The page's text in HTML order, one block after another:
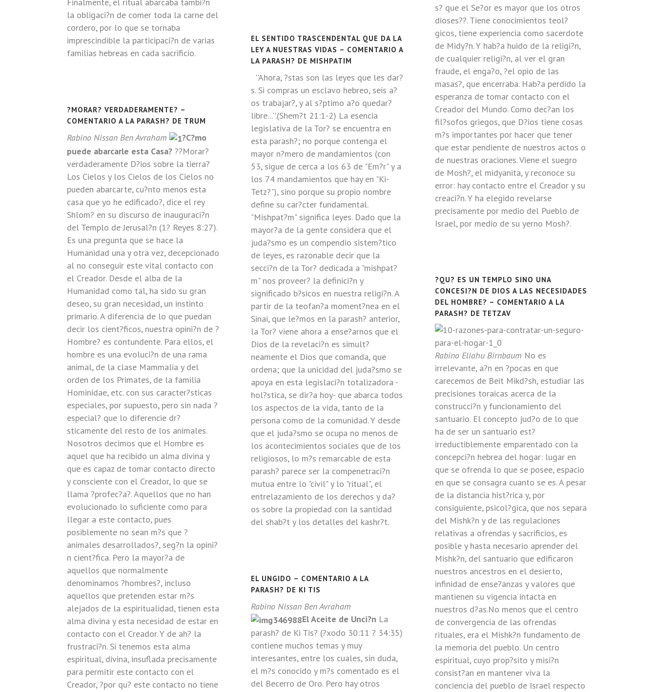
la obligaci?n de comer toda la carne del
cordero, por lo que se tornaba
imprescindible la participaci?n de varias
familias hebreas en cada sacrificio.
s? que el Se?or es mayor que los otros
dioses??. Tiene conocimientos teol?
gicos, tiene experiencia como sacerdote
de Midy?n. Y hab?a huido de la religi?n,
de cualquier religi?n, al ver el gran
fraude, el enga?o, ?el opio de las
masas?, que encerraba. Hab?a perdido la
esperanza de tomar contacto con el
Creador del Mundo. Como dec?an los
fil?sofos griegos, que D?ios tiene cosas
m?s importantes por hacer que tener
que estar pendiente de nuestros actos o
de nuestras oraciones. Viene el suegro
de Mosh?, el midyanita, y reconoce su
error: hay contacto entre el Creador y su
creaci?n. Y ha elegido revelarse
precisamente por medio del Pueblo de
Israel, por medio de su yerno Mosh?.
EL SENTIDO TRASCENDENTAL QUE DA LA
LEY A NUESTRAS VIDAS – COMENTARIO A
LA PARASH? DE MISHPATIM
''Ahora, ?stas son las leyes que les dar?
s. Si compras un esclavo hebreo, seis a?
os trabajar?, y al s?ptimo a?o quedar?
libre...''.(Shem?t 21:1-2) La esencia
legislativa de la Tor? se encuentra en
esta parash?; no porque contenga el
mayor n?mero de mandamientos (con
53, sigue de cerca a los 63 de "Em?r" y a
los 74 mandamientos que hay en "Ki-
Tetz?"), sino porque su propio nombre
define su car?cter fundamental.
"Mishpat?m" significa leyes. Dado que la
mayor?a de la gente considera que el
juda?smo es un compendio sistem?tico
de leyes, es razonable decir que la
secci?n de la Tor? dedicada a "mishpat?
m" nos proveer? la definici?n y
significado b?sicos en nuestra religi?n. A
partir de la teofan?a moment?nea en el
Sinai, que le?mos en la parash? anterior,
la Tor? viene ahora a ense?arnos que el
Dios de la revelaci?n es simult?
neamente el Dios que comanda, que
ordena; que la unicidad del juda?smo se
apoya en esta legislaci?n totalizadora -
hol?stica, se dir?a hoy- que abarca todos
los aspectos de la vida, tanto de la
persona como de la comunidad. Y desde
que el juda?smo se ocupa no menos de
los acontecimientos sociales que de los
religiosos, lo m?s remarcable de esta
parash? parece ser la compenetraci?n
mutua entre lo "civil" y lo "ritual", el
entrelazamiento de los derechos y da?
os sobre la propiedad con la santidad
del shab?t y los detalles del kashr?t.
?MORAR? VERDADERAMENTE? –
COMENTARIO A LA PARASH? DE TRUM
Rabino Nissan Ben Avraham
?C?mo
puede abarcarle esta Casa? ??Morar?
verdaderamente D?ios sobre la tierra?
Los Cielos y los Cielos de los Cielos no
pueden abarcarte, cu?nto menos esta
casa que yo he edificado?, dice el rey
Shlom? en su discurso de inauguraci?n
del Templo de Jerusal?n (1? Reyes 8:27).
Es una pregunta que se hace la
Humanidad una y otra vez, decepcionado
al no conseguir este vital contacto con
el Creador. Desde el alba de la
Humanidad como tal, ha sido su gran
deseo, su gran necesidad, un instinto
primario. A diferencia de lo que puedan
decir los cient?ficos, nuestra opini?n de ?
Hombre? es contundente. Para ellos, el
hombre es una evoluci?n de una rama
animal, de la clase Mammalia y del
orden de los Primates, de la familia
Hominidae, etc. con sus caracter?sticas
especiales, por supuesto, pero sin nada ?
especial? que lo diferencie dr?
sticamente del resto de los animales.
Nosotros decimos que el Hombre es
aquel que ha recibido un alma divina y
que es capaz de tomar contacto directo
y consciente con el Creador, lo que se
llama ?profec?a?. Aquellos que no han
evolucionado lo suficiente como para
llegar a este contacto, pues
posiblemente no sean m?s que ?
animales desarrollados?, seg?n la opini?
n cient?fica. Pero la mayor?a de
aquellos que normalmente
denominamos ?hombres?, incluso
aquellos que pretenden estar m?s
alejados de la espiritualidad, tienen esta
alma divina y esta necesidad de estar en
contacto con el Creador. Y de ah? la
frustraci?n. Si tenemos esta alma
espiritual, divina, insuflada precisamente
para permitir este contacto con el
Creador, ?por qu? este contacto no tiene
?QU? ES UN TEMPLO SINO UNA
CONCESI?N DE DIOS A LAS NECESIDADES
DEL HOMBRE? – COMENTARIO A LA
PARASH? DE TETZAV
Rabino Eliahu Birnbaum No es
irrelevante, a?n en ?pocas en que
carecemos de Beit Mikd?sh, estudiar las
precisiones toraicas acerca de la
construcci?n y funcionamiento del
santuario. El concepto jud?o de lo que
ha de ser un santuario est?
irreductiblemente emparentado con la
concepci?n hebrea del hogar: lugar en
que se ofrenda lo que se posee, espacio
en que se consagra cuanto se es. A pesar
de la distancia hist?rica y, por
consiguiente, psicol?gica, que nos separa
del Mishk?n y de las regulaciones
relativas a ofrendas y sacrificios, es
posible y hasta necesario aprender del
Mishk?n, del santuario que edificaron
nuestros ancestros en el desierto,
infinidad de ense?anzas y valores que
mantienen su vigencia intacta en
nuestros d?as.No menos que el centro
de convergencia de las ofrendas
rituales, era el Mishk?n fundamento de
la memoria del pueblo. Un centro
espiritual, cuyo prop?sito y misi?n
consist?an en mantener viva la
conciencia del pueblo de Israel respecto
EL UNGIDO – COMENTARIO A LA
PARASH? DE KI TIS
Rabino Nissan Ben Avraham
El Aceite de Unci?n La
parash? de Ki Tis? (?xodo 30:11 ? 34:35)
contiene muchos temas y muy
interesantes, entre los cuales, sin duda,
el m?s conocido y m?s comentado es el
del Becerro de Oro. Pero hay otros